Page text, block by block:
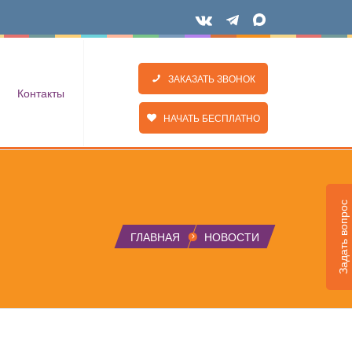
Контакты
ЗАКАЗАТЬ ЗВОНОК
НАЧАТЬ БЕСПЛАТНО
ГЛАВНАЯ НОВОСТИ Задать вопрос